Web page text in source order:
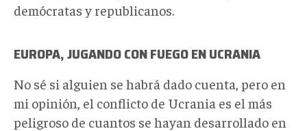
demócratas y republicanos.
EUROPA, JUGANDO CON FUEGO EN UCRANIA
No sé si alguien se habrá dado cuenta, pero en
mi opinión, el conflicto de Ucrania es el más
peligroso de cuantos se hayan desarrollado en